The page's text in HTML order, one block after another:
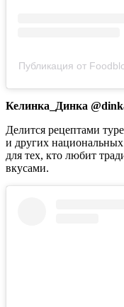
Публикация от
Келинка_Динка
Делится рецептами
и других
для тех, кто любит
вкусами.